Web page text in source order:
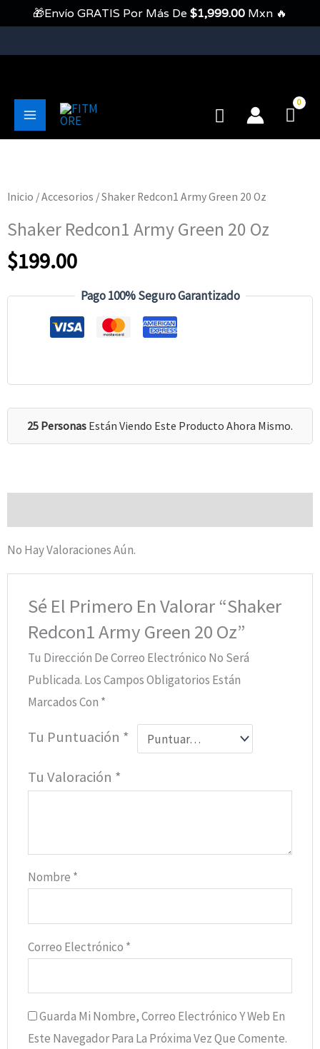
Contenido
Main
Buscar
Inicio /Accesorios / Shaker Redcon1 Army Green 20 Oz
Shaker Redcon1 Army Green 20 Oz
$199.00
Pago 100% Seguro Garantizado
25 Personas Están Viendo Este Producto Ahora Mismo.
No Hay Valoraciones Aún.
Sé El Primero En Valorar “Shaker
Redcon1 Army Green 20 Oz”
Tu Dirección De Correo Electrónico No Será
Publicada. Los Campos Obligatorios Están
Marcados Con *
Tu Puntuación *
Tu Valoración *
Nombre *
Correo Electrónico *
Guarda Mi Nombre, Correo Electrónico Y Web En
Este Navegador Para La Próxima Vez Que Comente.
🎁Envío GRATIS Por Más De $1,999.00 Mxn 🔥